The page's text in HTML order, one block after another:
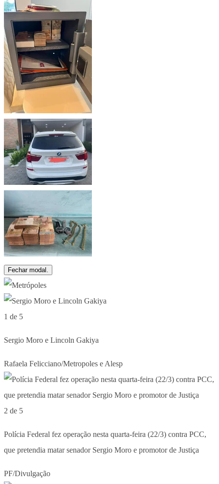
Fechar modal.
1 de 5
Sergio Moro e Lincoln Gakiya
Rafaela Felicciano/Metropoles e Alesp
2 de 5
Polícia Federal fez operação nesta quarta-feira (22/3) contra PCC,
que pretendia matar senador Sergio Moro e promotor de Justiça
PF/Divulgação